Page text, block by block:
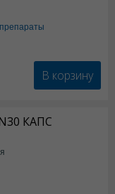
В корзину
КАПС